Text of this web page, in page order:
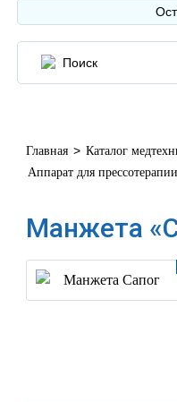
Главная > Каталог
Аппарат для прессотерапии
Манжета